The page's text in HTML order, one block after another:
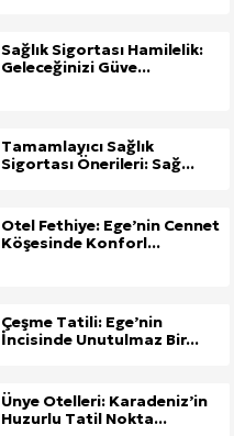
Sağlık Sigortası Hamilelik:
Geleceğinizi Güve...
Tamamlayıcı Sağlık
Sigortası Önerileri: Sağ...
Otel Fethiye: Ege’nin Cennet
Köşesinde Konforl...
Çeşme Tatili: Ege’nin
İncisinde Unutulmaz Bir...
Ünye Otelleri: Karadeniz’in
Huzurlu Tatil Nokta...